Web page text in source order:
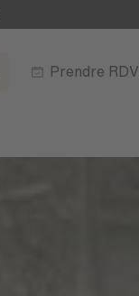
Prendre RDV